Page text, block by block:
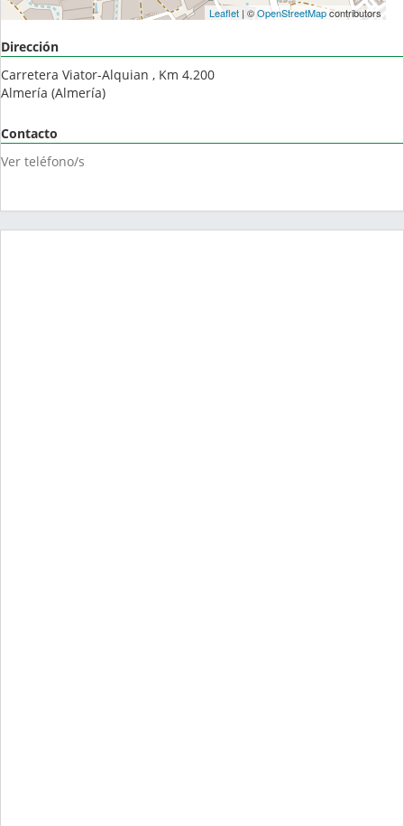
Leaflet| ©OpenStreetMapcontributors
Dirección
Carretera Viator-Alquian , Km 4.200
Almería (Almería)
Contacto
Ver teléfono/s